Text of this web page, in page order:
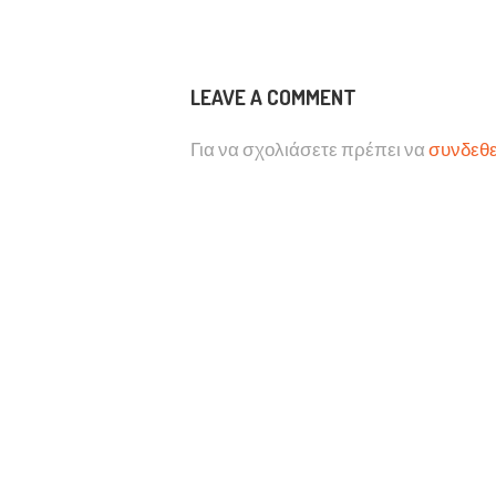
LEAVE A COMMENT
Για να σχολιάσετε πρέπει να